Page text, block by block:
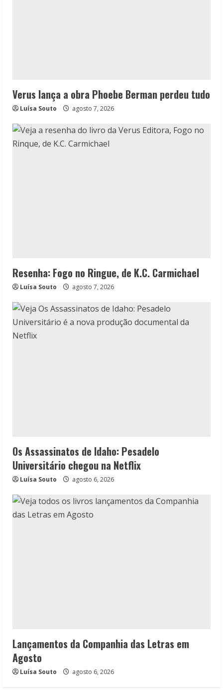
Verus lança a obra Phoebe Berman perdeu tudo
Luísa Souto agosto 7, 2026
Resenha: Fogo no Ringue, de K.C. Carmichael
Luísa Souto agosto 7, 2026
Os Assassinatos de Idaho: Pesadelo
Universitário chegou na Netflix
Luísa Souto agosto 6, 2026
Lançamentos da Companhia das Letras em
Agosto
Luísa Souto agosto 6, 2026